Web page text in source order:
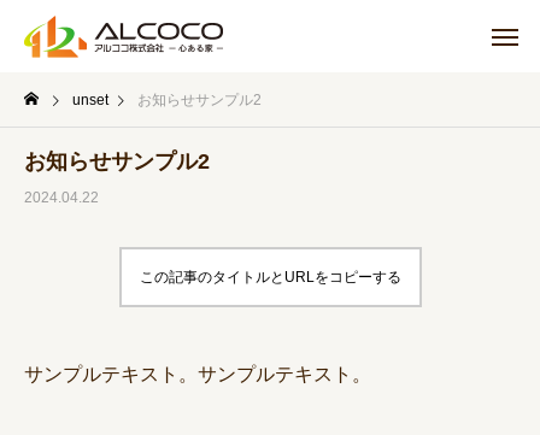
unset お知らせサンプル2
お知らせサンプル2
2024.04.22
この記事のタイトルとURLをコピーする
サンプルテキスト。サンプルテキスト。